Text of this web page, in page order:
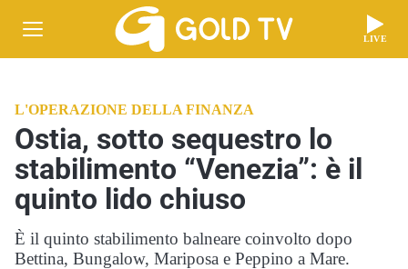
LIVE
L'OPERAZIONE DELLA FINANZA
Ostia, sotto sequestro lo
stabilimento “Venezia”: è il
quinto lido chiuso
È il quinto stabilimento balneare coinvolto dopo
Bettina, Bungalow, Mariposa e Peppino a Mare.